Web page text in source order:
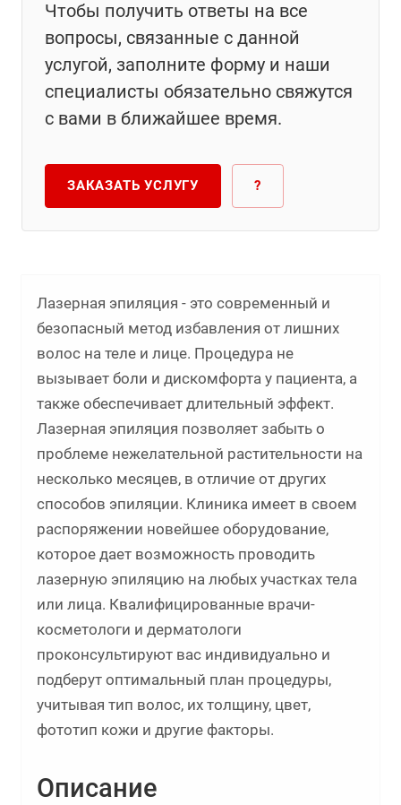
Чтобы получить ответы на все
вопросы, связанные с данной
услугой, заполните форму и наши
специалисты обязательно свяжутся
с вами в ближайшее время.
ЗАКАЗАТЬ УСЛУГУ ?
Лазерная эпиляция - это современный и
безопасный метод избавления от лишних
волос на теле и лице. Процедура не
вызывает боли и дискомфорта у пациента, а
также обеспечивает длительный эффект.
Лазерная эпиляция позволяет забыть о
проблеме нежелательной растительности на
несколько месяцев, в отличие от других
способов эпиляции. Клиника имеет в своем
распоряжении новейшее оборудование,
которое дает возможность проводить
лазерную эпиляцию на любых участках тела
или лица. Квалифицированные врачи-
косметологи и дерматологи
проконсультируют вас индивидуально и
подберут оптимальный план процедуры,
учитывая тип волос, их толщину, цвет,
фототип кожи и другие факторы.
Описание